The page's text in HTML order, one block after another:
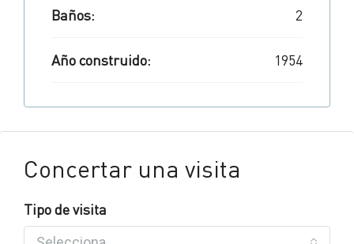
Baños: 2
Año construido: 1954
Concertar una visita
Tipo de visita